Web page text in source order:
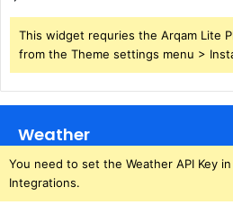
This widget requries the Arqam Lite
from the Theme settings menu >
Weather
You need to set the Weather API Key
Integrations.